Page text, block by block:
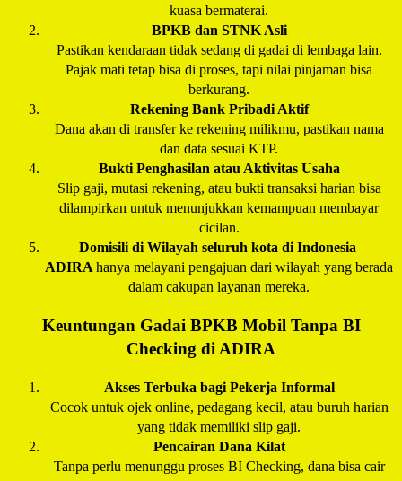
kuasa bermaterai.
BPKB dan STNK Asli
Pastikan kendaraan tidak sedang di gadai di lembaga lain.
Pajak mati tetap bisa di proses, tapi nilai pinjaman bisa
berkurang.
Rekening Bank Pribadi Aktif
Dana akan di transfer ke rekening milikmu, pastikan nama
dan data sesuai KTP.
Bukti Penghasilan atau Aktivitas Usaha
Slip gaji, mutasi rekening, atau bukti transaksi harian bisa
dilampirkan untuk menunjukkan kemampuan membayar
cicilan.
Domisili di Wilayah seluruh kota di Indonesia
ADIRA hanya melayani pengajuan dari wilayah yang berada
dalam cakupan layanan mereka.
Keuntungan Gadai BPKB Mobil Tanpa BI
Checking di ADIRA
Akses Terbuka bagi Pekerja Informal
Cocok untuk ojek online, pedagang kecil, atau buruh harian
yang tidak memiliki slip gaji.
Pencairan Dana Kilat
Tanpa perlu menunggu proses BI Checking, dana bisa cair